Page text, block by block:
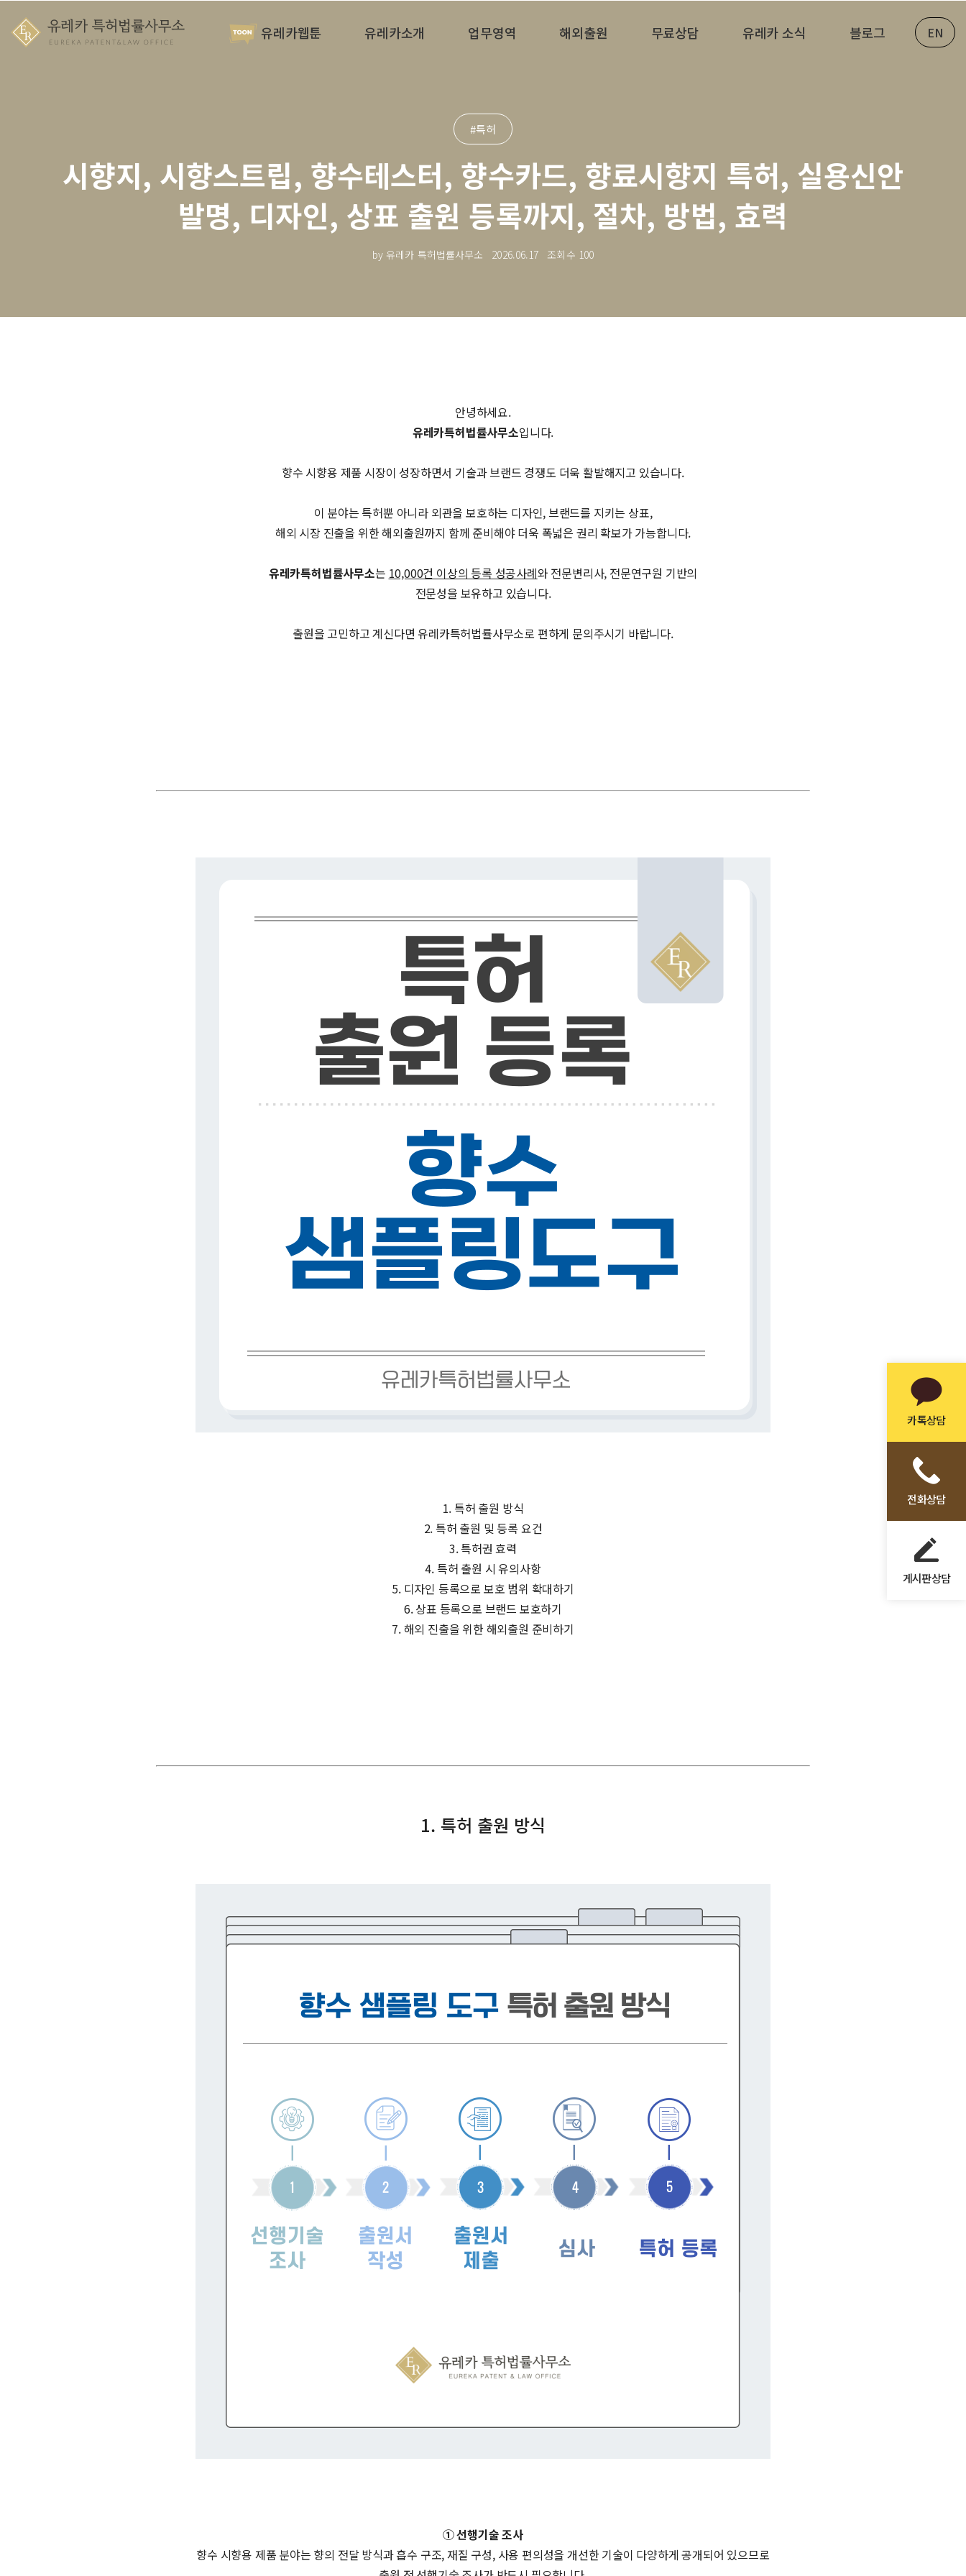
유레카웹툰 유레카소개 업무영역 해외출원 무료상담 유레카 소식 블로그 EN
카톡상담
전화상담
게시판상담
#특허
시향지, 시향스트립, 향수테스터, 향수카드, 향료시향지 특허, 실용신안
발명, 디자인, 상표 출원 등록까지, 절차, 방법, 효력
by 유레카 특허법률사무소 2026.06.17 조회수 100
안녕하세요.
유레카특허법률사무소입니다.
향수 시향용 제품 시장이 성장하면서 기술과 브랜드 경쟁도 더욱 활발해지고 있습니다.
이 분야는 특허뿐 아니라 외관을 보호하는 디자인, 브랜드를 지키는 상표,
해외 시장 진출을 위한 해외출원까지 함께 준비해야 더욱 폭넓은 권리 확보가 가능합니다.
유레카특허법률사무소는 10,000건 이상의 등록 성공사례와 전문변리사, 전문연구원 기반의
전문성을 보유하고 있습니다.
출원을 고민하고 계신다면 유레카특허법률사무소로 편하게 문의주시기 바랍니다.
1. 특허 출원 방식
2. 특허 출원 및 등록 요건
3. 특허권 효력
4. 특허 출원 시 유의사항
5. 디자인 등록으로 보호 범위 확대하기
6. 상표 등록으로 브랜드 보호하기
7. 해외 진출을 위한 해외출원 준비하기
1. 특허 출원 방식
① 선행기술 조사
향수 시향용 제품 분야는 향의 전달 방식과 흡수 구조, 재질 구성, 사용 편의성을 개선한 기술이 다양하게 공개되어 있으므로